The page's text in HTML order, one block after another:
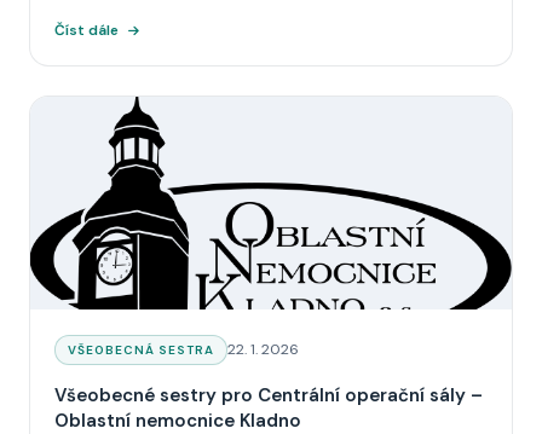
Číst dále
KATEGORIE:
VŠEOBECNÁ SESTRA Datum:
22. 1. 2026
Všeobecné sestry pro Centrální operační sály –
Oblastní nemocnice Kladno